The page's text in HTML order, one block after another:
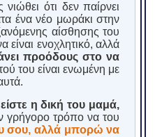
ότι δεν παίρνει
ένα νέο μωράκι στην
αίσθησης του
ενοχλητικό, αλλά
προόδους στο να
του είναι ενωμένη με
η δική του μαμά,
γρήγορο τρόπο να του
σου, αλλά μπορώ να